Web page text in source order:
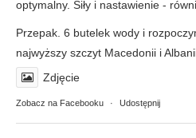
optymalny. Siły i nastawienie -
Przepak. 6 butelek wody i
najwyższy szczyt Macedonii i
Zdjęcie
Zobacz na Facebooku · Udostępnij